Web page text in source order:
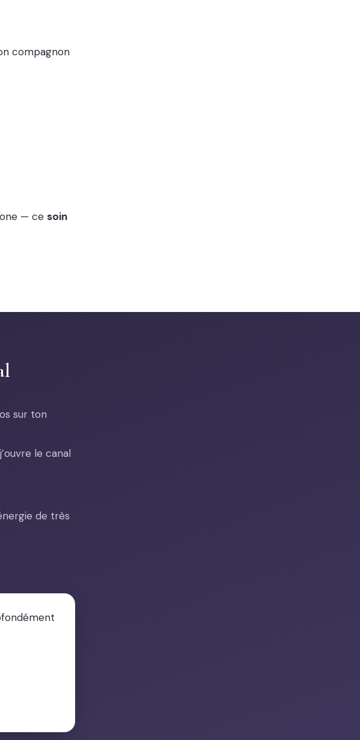
compagnon
— ce soin
sur ton
le canal
de très